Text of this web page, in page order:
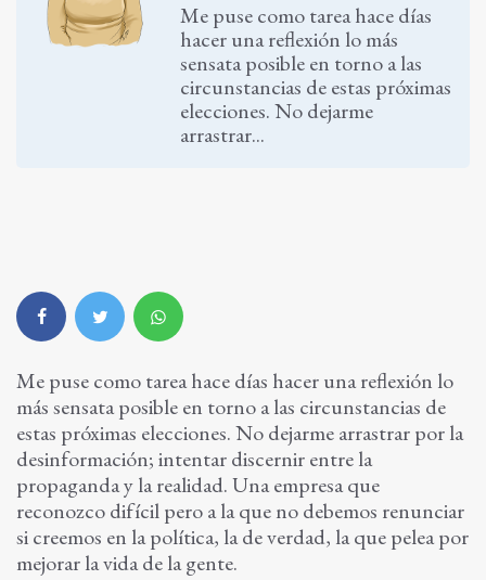
Me puse como tarea hace días
hacer una reflexión lo más
sensata posible en torno a las
circunstancias de estas próximas
elecciones. No dejarme
arrastrar...
Me puse como tarea hace días hacer una reflexión lo
más sensata posible en torno a las circunstancias de
estas próximas elecciones. No dejarme arrastrar por la
desinformación; intentar discernir entre la
propaganda y la realidad. Una empresa que
reconozco difícil pero a la que no debemos renunciar
si creemos en la política, la de verdad, la que pelea por
mejorar la vida de la gente.